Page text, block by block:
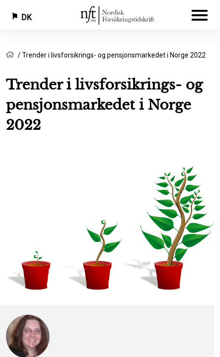
Gå
hovedindhold
DK
Brødkrumme
Hjem
Trender i livsforsikrings- og pensjonsmarkedet i Norge 2022
Trender i livsforsikrings- og
pensjonsmarkedet i Norge
2022